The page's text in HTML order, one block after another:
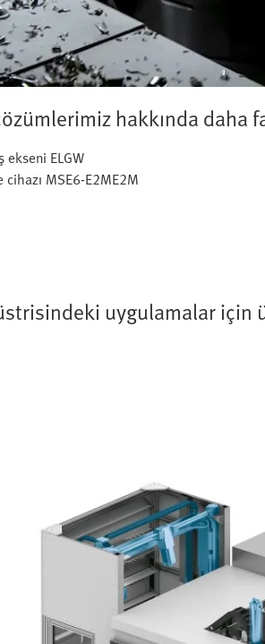
hakkında daha
ELGW
MSE6-E2ME2M
uygulamalar için